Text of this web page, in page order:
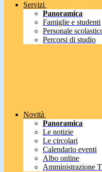
Servizi
Panoramica
Famiglie e studenti
Personale
Percorsi di studio
Novità
Panoramica
Le notizie
Le circolari
Calendario eventi
Albo online
Amministrazione